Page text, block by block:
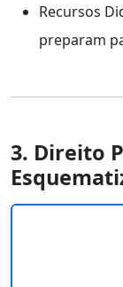
Recursos
preparam
3. Direito